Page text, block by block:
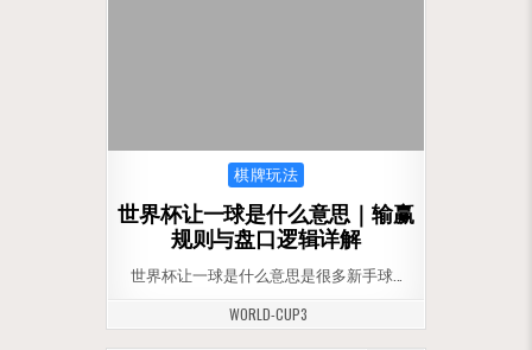
Posted in
棋牌玩法
世界杯让一球是什么意思｜输赢
规则与盘口逻辑详解
世界杯让一球是什么意思是很多新手球…
WORLD-CUP3